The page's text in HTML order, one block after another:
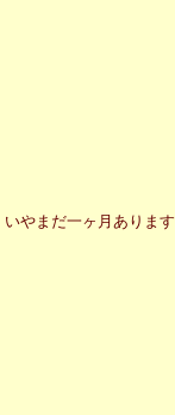
いやまだ一ヶ月ありま